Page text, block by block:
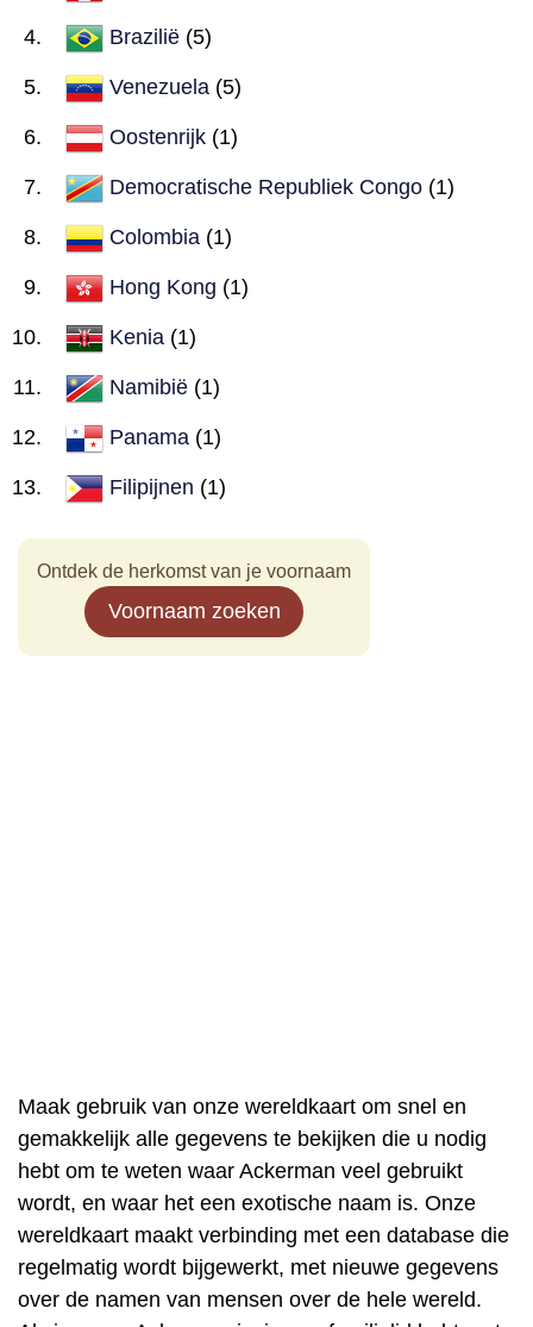
Brazilië (5)
Venezuela (5)
Oostenrijk (1)
Democratische Republiek Congo (1)
Colombia (1)
Hong Kong (1)
Kenia (1)
Namibië (1)
Panama (1)
Filipijnen (1)
Ontdek de herkomst van je voornaam
Voornaam zoeken
Maak gebruik van onze wereldkaart om snel en
gemakkelijk alle gegevens te bekijken die u nodig
hebt om te weten waar Ackerman veel gebruikt
wordt, en waar het een exotische naam is. Onze
wereldkaart maakt verbinding met een database die
regelmatig wordt bijgewerkt, met nieuwe gegevens
over de namen van mensen over de hele wereld.